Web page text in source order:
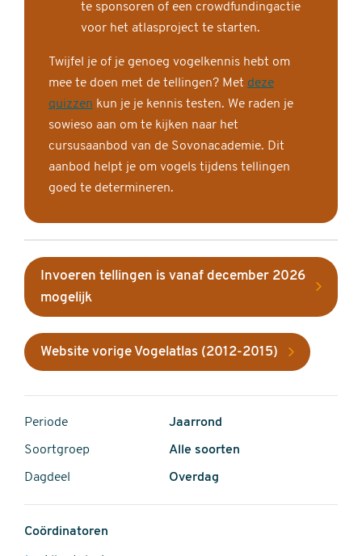
te sponsoren of een crowdfundingactie
voor het atlasproject te starten.
Twijfel je of je genoeg vogelkennis hebt om
mee te doen met de tellingen? Met deze
quizzen kun je je kennis testen. We raden je
sowieso aan om te kijken naar het
cursusaanbod van de Sovonacademie. Dit
aanbod helpt je om vogels tijdens tellingen
goed te determineren.
Invoeren tellingen is vanaf december 2026
mogelijk
Website vorige Vogelatlas (2012-2015)
Periode Jaarrond
Soortgroep Alle soorten
Dagdeel Overdag
Coördinatoren